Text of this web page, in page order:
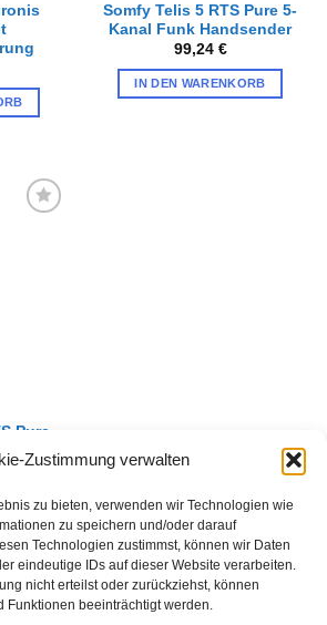
Zustimmung verwalten
zu bieten, verwenden wir Technologien wie
zu speichern und/oder darauf
Technologien zustimmst, können wir Daten
eindeutige IDs auf dieser Website verarbeiten.
nicht erteilst oder zurückziehst, können
Funktionen beeinträchtigt werden.
Somfy Telis 5 RTS Pure 5-
Kanal Funk Handsender
99,24 €
IN DEN WARENKORB
Pure